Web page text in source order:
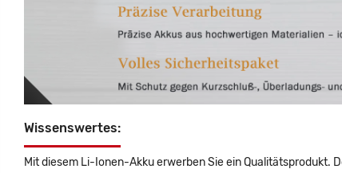
Wissenswertes:
Mit diesem Li-Ionen-Akku erwerben Sie ein Qualitätsprodukt.